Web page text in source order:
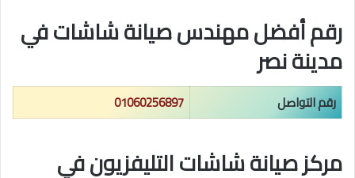
رقم أفضل مهندس صيانة شاشات في
مدينة نصر
رقم التواصل 01060256897
مركز صيانة شاشات التليفزيون في